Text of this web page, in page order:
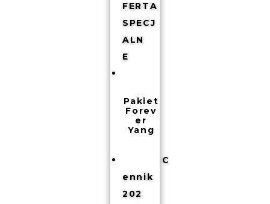
FERTA
SPECJ
ALN
E
Pakiet
Forev
er
Yang
C
ennik
202